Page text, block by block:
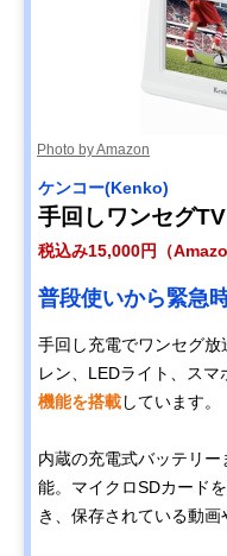
Photo by Amazon
ケンコー(Kenko)
手回しワンセグ
税込み15,000円（
普段使いから緊急
手回し充電でワンセグ
レン、LEDライト、スマ
機能を搭載しています。
内蔵の充電式バッテリ
能。マイクロSDカード
き、保存されている動画